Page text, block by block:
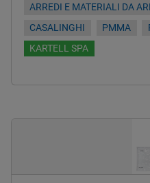
ARREDI E MATERIALI DA
CASALINGHI
PMMA
KARTELL SPA